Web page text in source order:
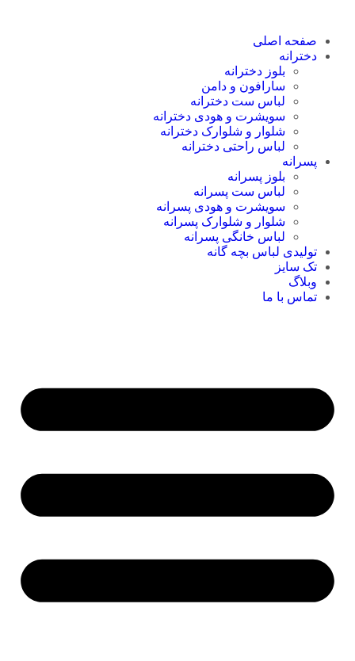
صفحه اصلی
دخترانه
بلوز دخترانه
سارافون و دامن
لباس ست دخترانه
سویشرت و هودی دخترانه
شلوار و شلوارک دخترانه
لباس راحتی دخترانه
پسرانه
بلوز پسرانه
لباس ست پسرانه
سویشرت و هودی پسرانه
شلوار و شلوارک پسرانه
لباس خانگی پسرانه
تولیدی لباس بچه گانه
تک سایز
وبلاگ
تماس با ما